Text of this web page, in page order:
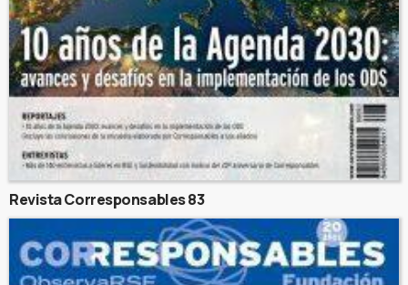
Revista Corresponsables 83